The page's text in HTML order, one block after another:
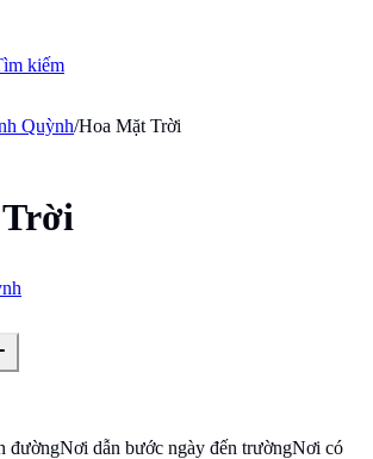
kiếm
Quỳnh/Hoa Mặt Trời
đườngNơi dẫn bước ngày đến trườngNơi có